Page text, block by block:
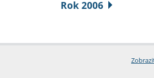
Rok 2006